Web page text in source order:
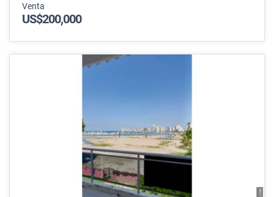
Venta
US$200,000